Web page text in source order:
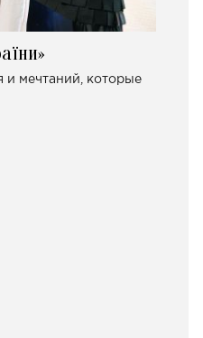
и мечтаний, которые